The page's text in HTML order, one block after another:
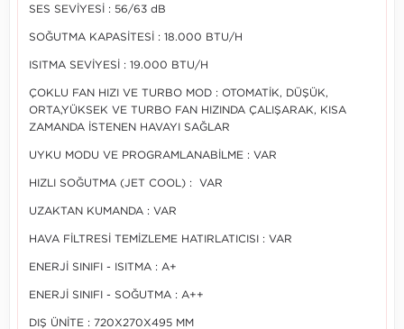
SES SEVİYESİ : 56/63 dB
SOĞUTMA KAPASİTESİ : 18.000 BTU/H
ISITMA SEVİYESİ : 19.000 BTU/H
ÇOKLU FAN HIZI VE TURBO MOD : OTOMATİK, DÜŞÜK,
ORTA,YÜKSEK VE TURBO FAN HIZINDA ÇALIŞARAK, KISA
ZAMANDA İSTENEN HAVAYI SAĞLAR
UYKU MODU VE PROGRAMLANABİLME : VAR
HIZLI SOĞUTMA (JET COOL) : VAR
UZAKTAN KUMANDA : VAR
HAVA FİLTRESİ TEMİZLEME HATIRLATICISI : VAR
ENERJİ SINIFI - ISITMA : A+
ENERJİ SINIFI - SOĞUTMA : A++
DIŞ ÜNİTE : 720X270X495 MM